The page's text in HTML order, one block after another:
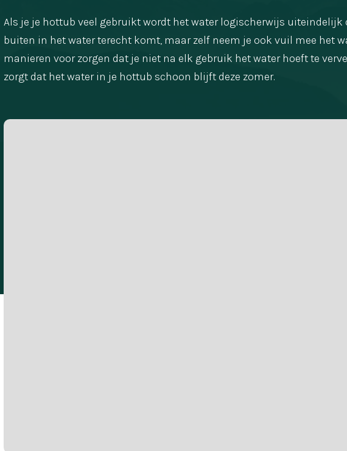
Als je je hottub veel gebruikt wordt het water logischerwijs uiteindelijk
buiten in het water terecht komt, maar zelf neem je ook vuil mee het
manieren voor zorgen dat je niet na elk gebruik het water hoeft te
zorgt dat het water in je hottub schoon blijft deze zomer.